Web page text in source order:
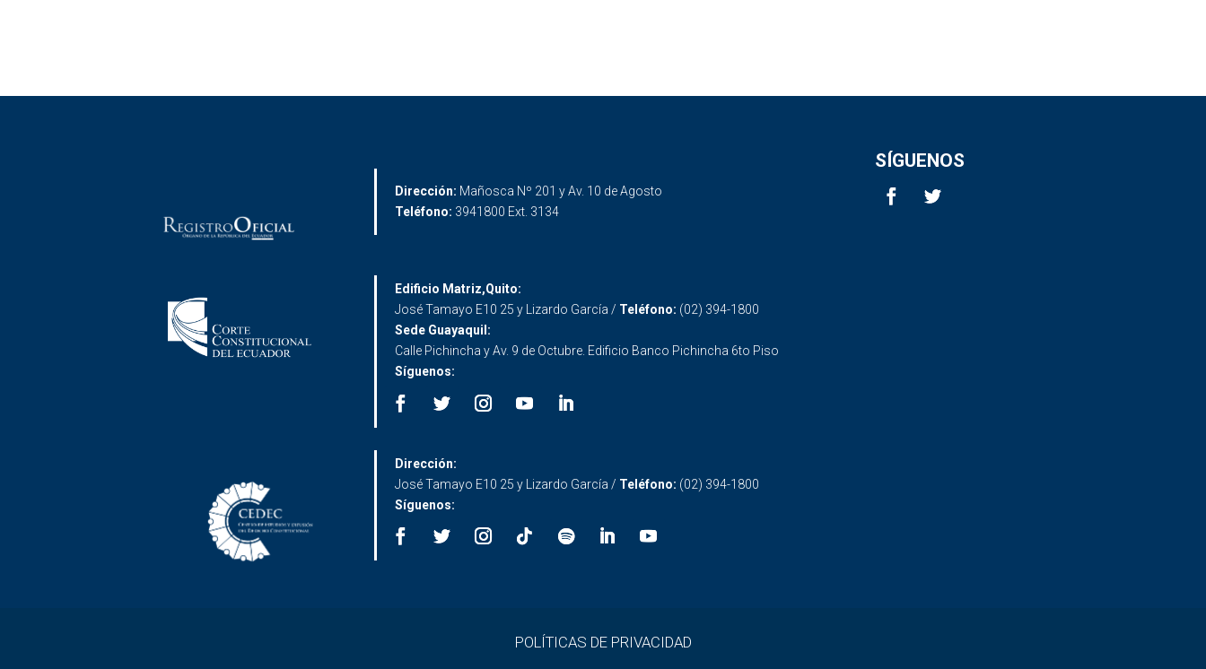
Dirección: Mañosca Nº 201 y Av. 10 de Agosto
Teléfono: 3941800 Ext. 3134
SÍGUENOS
Edificio Matriz,Quito:
José Tamayo E10 25 y Lizardo García / Teléfono: (02) 394-1800
Sede Guayaquil:
Calle Pichincha y Av. 9 de Octubre. Edificio Banco Pichincha 6to Piso
Síguenos:
Dirección:
José Tamayo E10 25 y Lizardo García / Teléfono: (02) 394-1800
Síguenos:
POLÍTICAS DE PRIVACIDAD